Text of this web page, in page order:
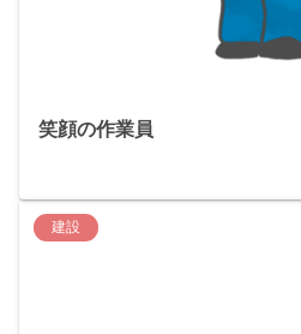
笑顔の作業員
建設